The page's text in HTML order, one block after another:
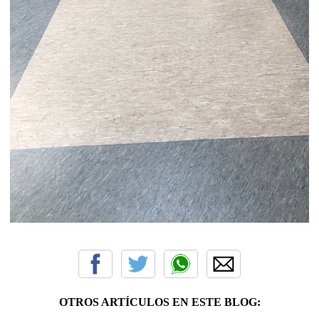
OTROS ARTÍCULOS EN ESTE BLOG: